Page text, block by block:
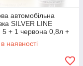
автомобільна
SILVER LINE
5 + 1 червона 0,8л +
0.2л
наявності